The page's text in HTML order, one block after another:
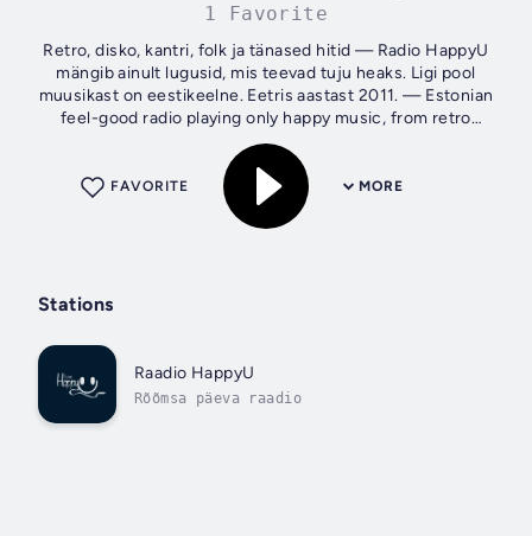
1 Favorite
Retro, disko, kantri, folk ja tänased hitid — Radio HappyU
mängib ainult lugusid, mis teevad tuju heaks. Ligi pool
muusikast on eestikeelne. Eetris aastast 2011. — Estonian
feel-good radio playing only happy music, from retro
classics to today's hits,...
MORE
FAVORITE
Stations
Raadio HappyU
Rõõmsa päeva raadio